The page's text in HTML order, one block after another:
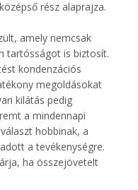
rész alaprajza.
amely nemcsak
tartósságot is biztosít.
kondenzációs
megoldásokat
kilátás pedig
a mindennapi
hobbinak, a
a tevékenységre.
ha összejövetelt